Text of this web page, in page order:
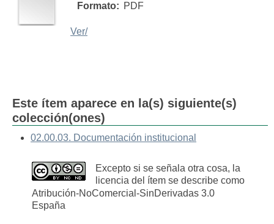
Formato: PDF
Ver/
Este ítem aparece en la(s) siguiente(s)
colección(ones)
02.00.03. Documentación institucional
Excepto si se señala otra cosa, la
licencia del ítem se describe como
Atribución-NoComercial-SinDerivadas 3.0
España